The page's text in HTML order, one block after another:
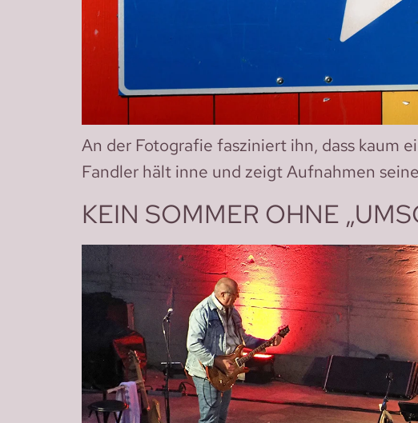
An der Fotografie fasziniert ihn, dass kaum
Fandler hält inne und zeigt Aufnahmen
KEIN SOMMER OHNE